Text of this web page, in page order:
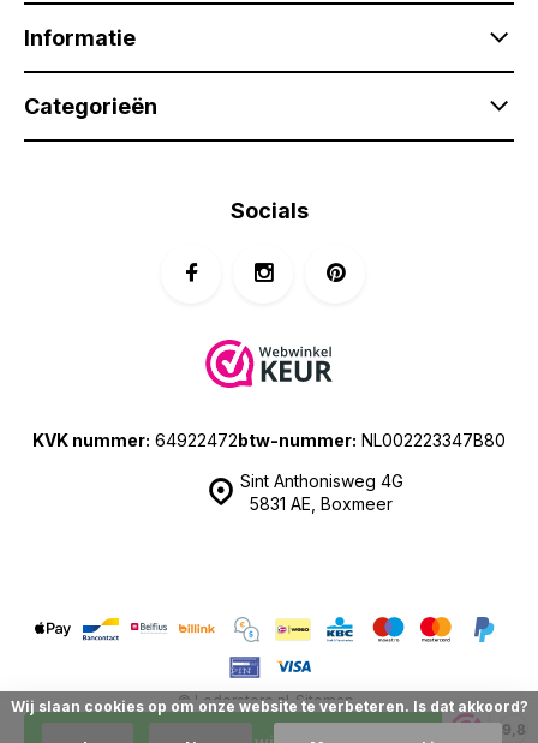
9,8
Informatie
Categorieën
Sint Anthonisweg 4G
5831 AE, Boxmeer
KVK nummer: 64922472btw-nummer: NL002223347B80
Socials
© Lederstore.nl Sitemap
| Prijzen zijn inclusief 21% BTW | Merchant location: The Netherlands
Wij slaan cookies op om onze website te verbeteren. Is dat akkoord?